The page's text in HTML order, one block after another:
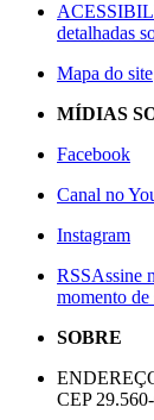
detalhadas
Mapa do site
MÍDIAS
Facebook
Canal no
Instagram
RSSAssine
momento
SOBRE
CEP